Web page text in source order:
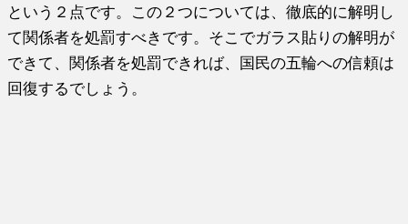
という２点です。この２つについては、徹底的に解明し
て関係者を処罰すべきです。そこでガラス貼りの解明が
できて、関係者を処罰できれば、国民の五輪への信頼は
回復するでしょう。